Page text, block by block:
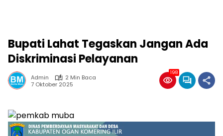
Bupati Lahat Tegaskan Jangan Ada
Diskriminasi Pelayanan
Admin
2 Min Baca
7 Oktober 2025
198